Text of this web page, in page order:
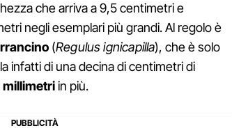
che arriva a 9,5 centimetri e
negli esemplari più grandi. Al regolo è
(Regulus ignicapilla), che è solo
infatti di una decina di centimetri di
millimetriin più.